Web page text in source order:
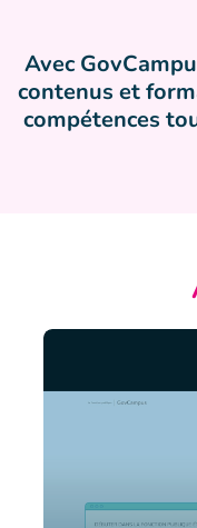
Avec
contenus et
compétences